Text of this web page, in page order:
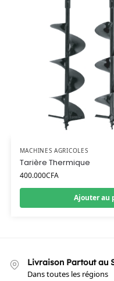
MACHINES AGRICOLES
Tarière Thermique
400.000CFA
Ajouter au
Livraison Partout au
Dans toutes les régions